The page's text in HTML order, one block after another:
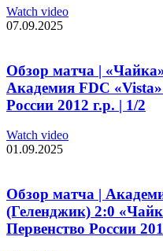
Watch video
07.09.2025
Обзор матча |
Академия FDC
России 2012 г.р. | 1/2
Watch video
01.09.2025
Обзор матча |
(Геленджик) 2:0
Первенство России